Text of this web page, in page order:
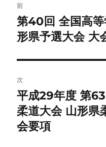
稿
ナ
ビ
ゲ
ー
シ
前
前
の
稿:
第40回 全国高
形県予選大会 大
次
次
の
投
平成29年度 第
柔道大会 山形県
会要項